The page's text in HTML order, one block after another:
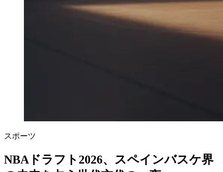
スポーツ
NBAドラフト2026、スペインバスケ界